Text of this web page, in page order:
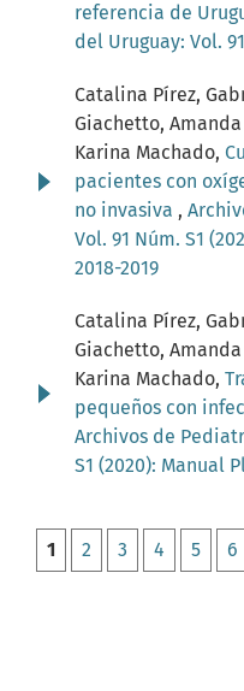
referencia de
del Uruguay: Vol.
Catalina Pírez,
Giachetto,
Karina Machado,
pacientes con
no invasiva ,
Vol. 91 Núm. S1
2018-2019
Catalina Pírez,
Giachetto,
Karina Machado,
pequeños con
Archivos de
S1 (2020): Manual
1 2 3 4 5 6